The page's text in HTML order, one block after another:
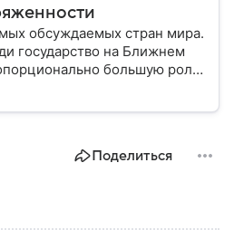
обсуждаемых стран мира.
государство на Ближнем
большую роль
безопасности и
Поделиться